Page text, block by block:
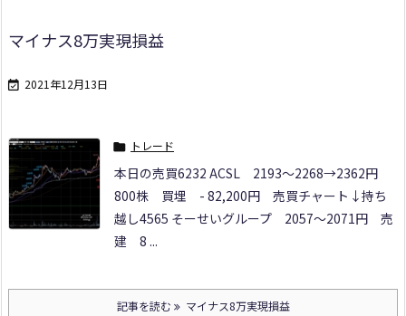
マイナス8万実現損益
 2021年12月13日
 トレード
本日の売買6232 ACSL 2193～2268→2362円
800株 買埋 - 82,200円 売買チャート↓持ち
越し4565 そーせいグループ 2057～2071円 売
建 8 ...
記事を読む マイナス8万実現損益